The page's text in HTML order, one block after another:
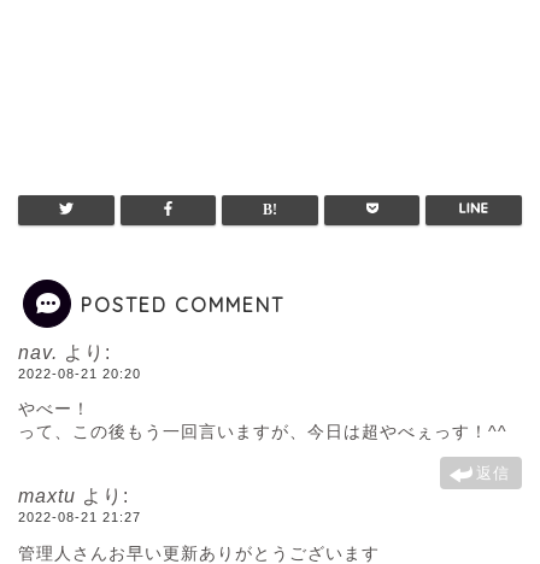
POSTED COMMENT
nav. より:
2022-08-21 20:20
やべー！
って、この後もう一回言いますが、今日は超やべぇっす！^^
返信
maxtu より:
2022-08-21 21:27
管理人さんお早い更新ありがとうございます